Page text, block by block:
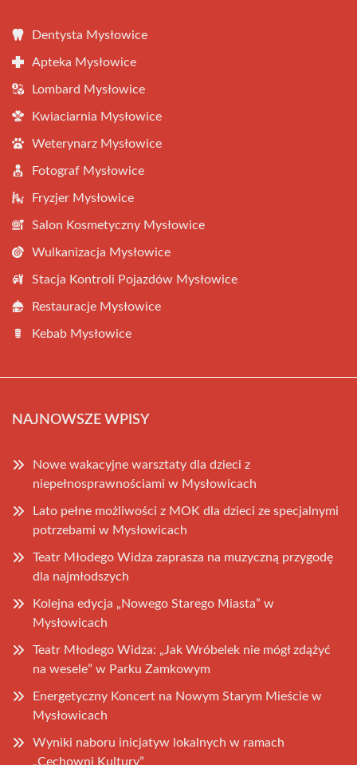
Dentysta Mysłowice
Apteka Mysłowice
Lombard Mysłowice
Kwiaciarnia Mysłowice
Weterynarz Mysłowice
Fotograf Mysłowice
Fryzjer Mysłowice
Salon Kosmetyczny Mysłowice
Wulkanizacja Mysłowice
Stacja Kontroli Pojazdów Mysłowice
Restauracje Mysłowice
Kebab Mysłowice
NAJNOWSZE WPISY
Nowe wakacyjne warsztaty dla dzieci z
niepełnosprawnościami w Mysłowicach
Lato pełne możliwości z MOK dla dzieci ze specjalnymi
potrzebami w Mysłowicach
Teatr Młodego Widza zaprasza na muzyczną przygodę
dla najmłodszych
Kolejna edycja „Nowego Starego Miasta” w
Mysłowicach
Teatr Młodego Widza: „Jak Wróbelek nie mógł zdążyć
na wesele” w Parku Zamkowym
Energetyczny Koncert na Nowym Starym Mieście w
Mysłowicach
Wyniki naboru inicjatyw lokalnych w ramach
„Cechowni Kultury”